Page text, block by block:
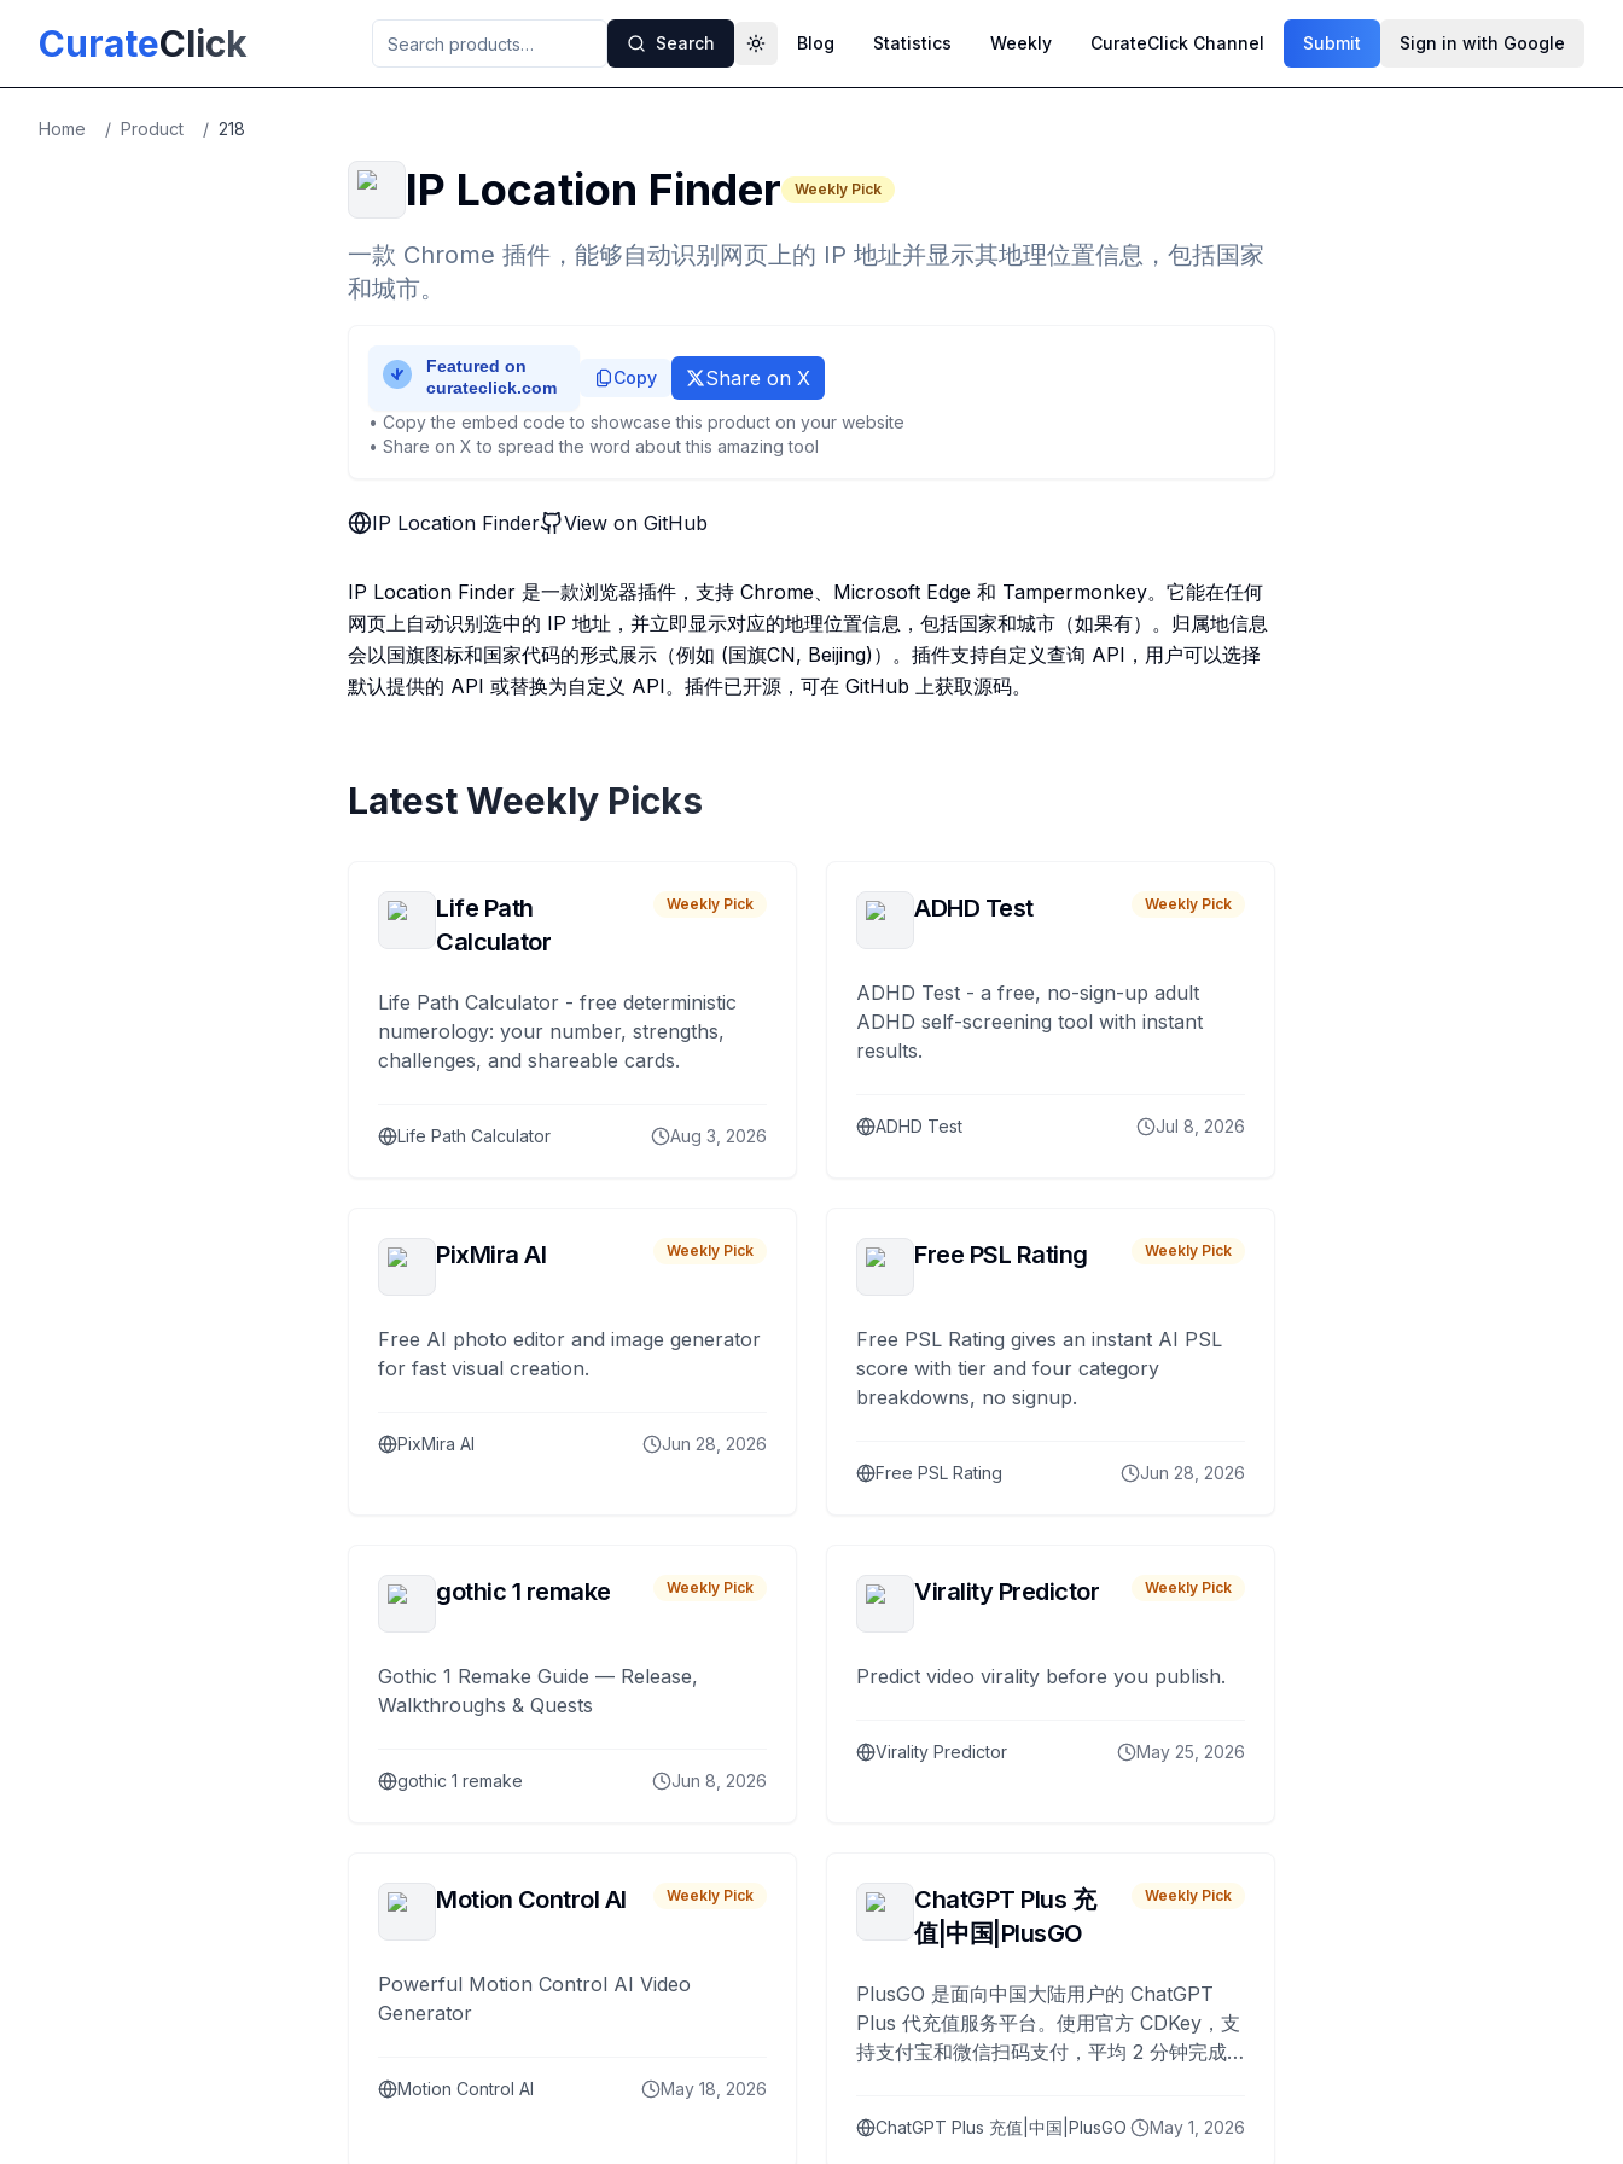
CurateClick Search Toggle theme
Blog Statistics Weekly CurateClick Channel Submit Sign in with Google
Home / Product / 218
IP Location Finder Weekly Pick
一款 Chrome 插件，能够自动识别网页上的 IP 地址并显示其地理位置信息，包括国家
和城市。
Copy Share on X
• Copy the embed code to showcase this product on your website
• Share on X to spread the word about this amazing tool
IP Location Finder View on GitHub
IP Location Finder 是一款浏览器插件，支持 Chrome、Microsoft Edge 和 Tampermonkey。它能在任何
网页上自动识别选中的 IP 地址，并立即显示对应的地理位置信息，包括国家和城市（如果有）。归属地信息
会以国旗图标和国家代码的形式展示（例如 (国旗CN, Beijing)）。插件支持自定义查询 API，用户可以选择
默认提供的 API 或替换为自定义 API。插件已开源，可在 GitHub 上获取源码。
Latest Weekly Picks
Life Path
Calculator
Weekly Pick
Life Path Calculator - free deterministic
numerology: your number, strengths,
challenges, and shareable cards.
Life Path Calculator Aug 3, 2026
ADHD Test Weekly Pick
ADHD Test - a free, no-sign-up adult
ADHD self-screening tool with instant
results.
ADHD Test Jul 8, 2026
PixMira AI Weekly Pick
Free AI photo editor and image generator
for fast visual creation.
PixMira AI Jun 28, 2026
Free PSL Rating Weekly Pick
Free PSL Rating gives an instant AI PSL
score with tier and four category
breakdowns, no signup.
Free PSL Rating Jun 28, 2026
gothic 1 remake Weekly Pick
Gothic 1 Remake Guide — Release,
Walkthroughs & Quests
gothic 1 remake Jun 8, 2026
Virality Predictor Weekly Pick
Predict video virality before you publish.
Virality Predictor May 25, 2026
Motion Control AI Weekly Pick
Powerful Motion Control AI Video
Generator
Motion Control AI May 18, 2026
ChatGPT Plus 充
值|中国|PlusGO
Weekly Pick
PlusGO 是面向中国大陆用户的 ChatGPT
Plus 代充值服务平台。使用官方 CDKey，支
持支付宝和微信扫码支付，平均 2 分钟完成
ChatGPT Plus 充值|中国|PlusGO May 1, 2026